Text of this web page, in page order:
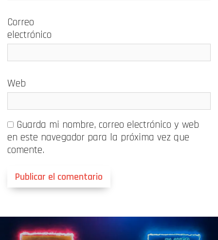
Correo
electrónico
Web
Guarda mi nombre, correo electrónico y web
en este navegador para la próxima vez que
comente.